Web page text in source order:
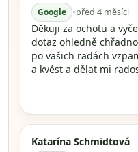
Google •před 4 měsíci
Děkuji za ochotu a
dotaz ohledně
po vašich radách
a kvést a dělat mi
Katarína Schmidtová